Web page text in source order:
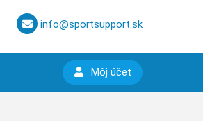
info@sportsupport.sk
Môj účet